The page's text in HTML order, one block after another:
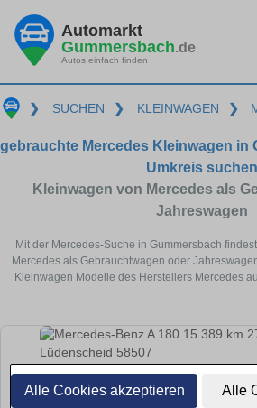
Alle Cookies akzeptieren Alle
Automarkt
Gummersbach.de
Autos einfach finden
❯ SUCHEN ❯ KLEINWAGEN ❯
gebrauchte Mercedes Kleinwagen in
Umkreis suchen
Kleinwagen von Mercedes als
Jahreswagen
Mit der Mercedes-Suche in Gummersbach
Mercedes als Gebrauchtwagen oder
Kleinwagen Modelle des Herstellers Mercedes